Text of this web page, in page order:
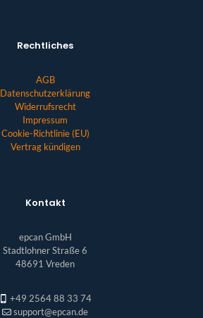
Rechtliches
AGB
Datenschutzerklärung
Widerrufsrecht
Impressum
Cookie-Richtlinie (EU)
Vertrag kündigen
Kontakt
epcan GmbH
Stadtlohner Straße 6
48691 Vreden
+49 2564 88 33 74
support@epcan.de